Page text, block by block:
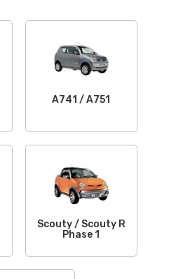
A741 / A751
Scouty / Scouty R
Phase 1